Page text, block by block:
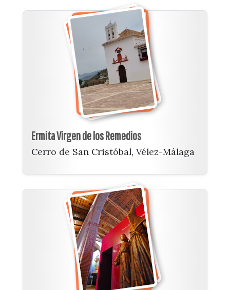
Ermita Virgen de los Remedios
Cerro de San Cristóbal, Vélez-Málaga